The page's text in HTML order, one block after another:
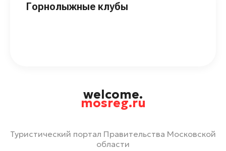
Горнолыжные клубы
welcome.
mosreg.ru
Туристический портал Правительства Московской
области